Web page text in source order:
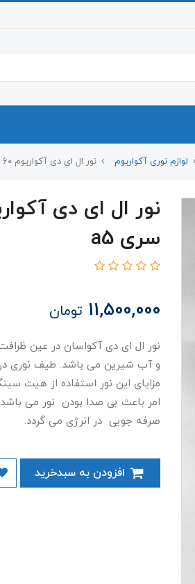
لوازم نوری آکواریوم نور ال ای دی آکواریوم ۶۰ سانت برند آکواسان سری a5
سری a5
11,500,000 تومان
نور ال ای دی آکواسان در عین
و آب شیرین می باشد. طیف نوری در
مزایای این نور استفاده از
امر باعث بی صدا بودن نور می
صرفه جویی در انرژی می گردد.